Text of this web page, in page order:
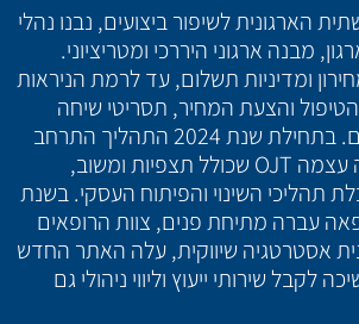
הארגונית לשיפור ביצועים, נבנו נהלי
מבנה ארגוני היררכי ומטריציוני.
ומדיניות תשלום, עד לרמת הניראות
והצעת המחיר, תסריטי שיחה
ופרוטוקולים טיפוליים. בתחילת שנת 2024 התהליך התרחב
לייעוץ וליווי במרפאה עצמה OJT שכולל תצפיות ומשוב,
תהליכי השינוי והפיתוח העסקי. בשנת
עברה מתיחת פנים, צוות הרופאים
אסטרטגיה שיווקית, עלה האתר החדש
שירותי ייעוץ וליווי ניהולי גם